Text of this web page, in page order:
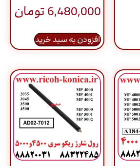
6,480,000تومان
افزودن به سبد خرید